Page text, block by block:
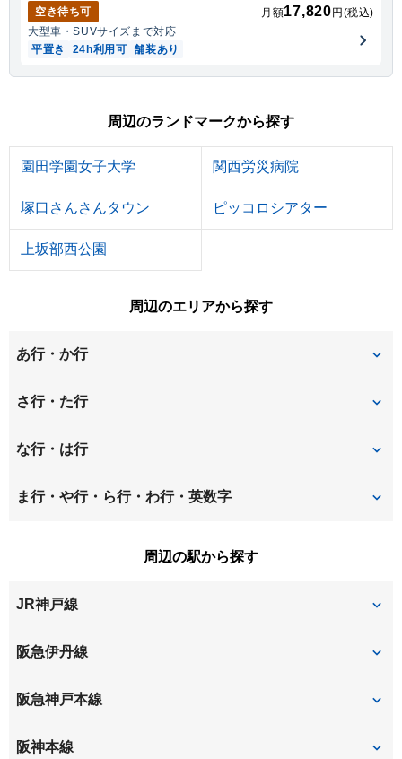
空き待ち可 月額17,820円(税込)
大型車・SUVサイズまで対応
平置き
24h利用可 舗装あり
周辺のランドマークから探す
園田学園女子大学 関西労災病院
塚口さんさんタウン ピッコロシアター
上坂部西公園
周辺のエリアから探す
あ行・か行
安堂寺町
稲葉元町
上ノ島町
神田南通
栗山町
さ行・た行
昭和通
立花町 建家町
富松町
な行・は行
七松町 西立花町
ま行・や行・ら行・わ行・英数字
武庫之荘東
周辺の駅から探す
JR神戸線
甲子園口
阪急伊丹線
塚口
阪急神戸本線
塚口
阪神本線